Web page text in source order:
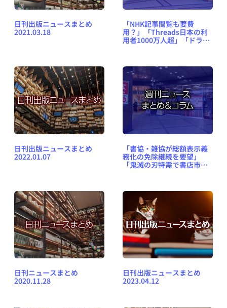
日刊出版ニュースまとめ
2021.03.18
「NHK記事閲覧も要費
用？」「Threads日本の利
用者1000万人超」「ドラマ
め＆コラム #605（2024年1
月28日～2月3日）
日刊出版ニュースまとめ
2022.01.07
「書協・雑協が総額表示義
務化の免除継続を要望」
「鬼滅の刃特需で書店市場4
#450（2020年11月22日～
28日）
日刊ニュースまとめ
2020.11.28
日刊出版ニュースまとめ
2023.04.12